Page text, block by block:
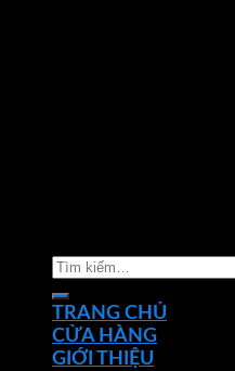
Tìm
kiếm:
TRANG CHỦ
CỬA HÀNG
GIỚI THIỆU